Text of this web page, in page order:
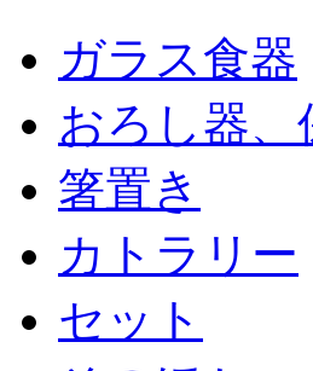
ガラス食器
おろし器、
箸置き
カトラリー
セット